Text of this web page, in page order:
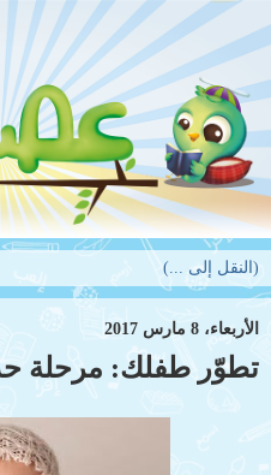
الأربعاء، 8 مارس 2017
تطوّر طفلك: مرحلة